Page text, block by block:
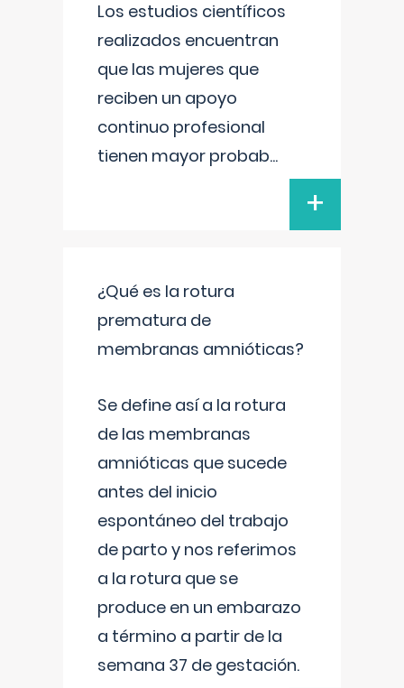
Los estudios científicos
realizados encuentran
que las mujeres que
reciben un apoyo
continuo profesional
tienen mayor probab...
+
¿Qué es la rotura
prematura de
membranas amnióticas?
Se define así a la rotura
de las membranas
amnióticas que sucede
antes del inicio
espontáneo del trabajo
de parto y nos referimos
a la rotura que se
produce en un embarazo
a término a partir de la
semana 37 de gestación.